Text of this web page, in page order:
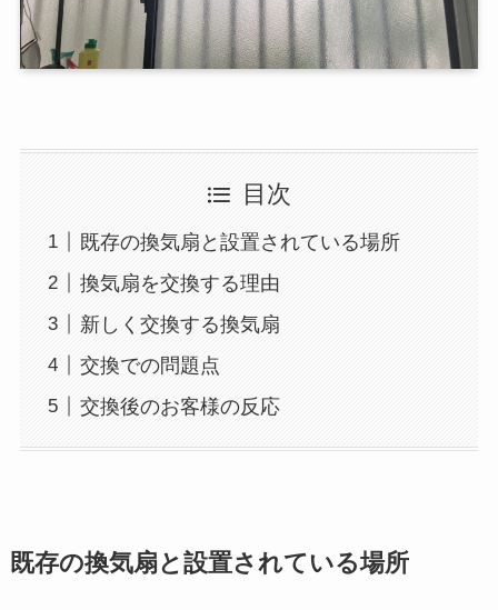
目次
既存の換気扇と設置されている場所
換気扇を交換する理由
新しく交換する換気扇
交換での問題点
交換後のお客様の反応
既存の換気扇と設置されている場所